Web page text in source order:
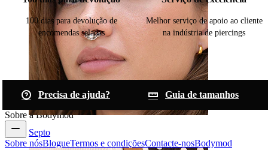
Septo
100 dias para devolução de
encomendas seladas
Melhor serviço de apoio ao cliente
na indústria de piercings
Precisa de ajuda?
Guia de tamanhos
Sobre a Bodymod
Sobre nósBlogueTermos e condiçõesContacte-nosBodymod